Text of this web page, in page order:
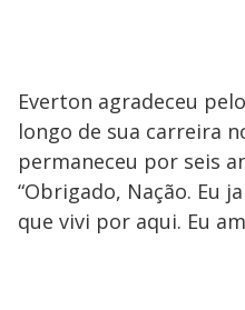
Everton agradeceu
longo de sua carreira
permaneceu por seis
“Obrigado, Nação. Eu
que vivi por aqui. Eu